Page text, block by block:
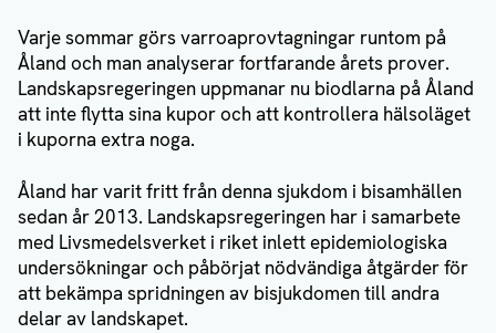
Varje sommar görs varroaprovtagningar runtom på
Åland och man analyserar fortfarande årets prover.
Landskapsregeringen uppmanar nu biodlarna på Åland
att inte flytta sina kupor och att kontrollera hälsoläget
i kuporna extra noga.
Åland har varit fritt från denna sjukdom i bisamhällen
sedan år 2013. Landskapsregeringen har i samarbete
med Livsmedelsverket i riket inlett epidemiologiska
undersökningar och påbörjat nödvändiga åtgärder för
att bekämpa spridningen av bisjukdomen till andra
delar av landskapet.